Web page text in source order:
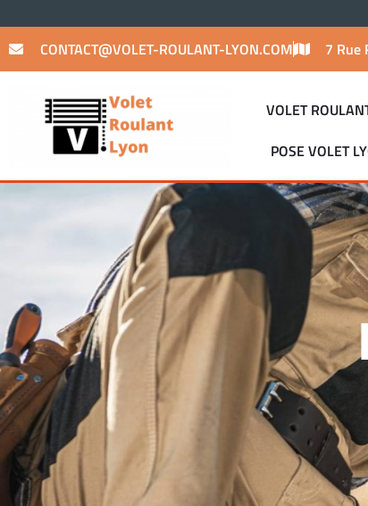
CONTACT@VOLET-ROULANT-LYON.COM 7 Rue
VOLET
POSE VOLET